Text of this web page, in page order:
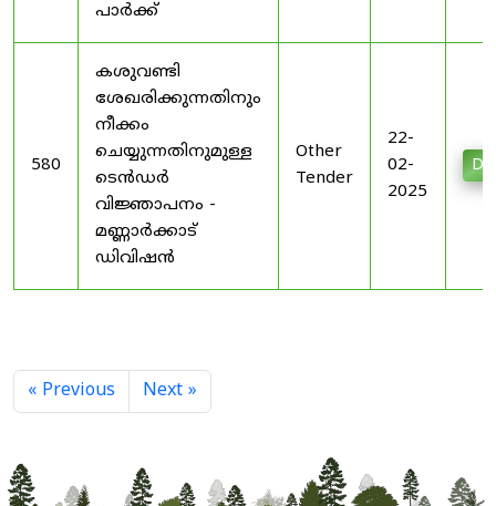
പാർക്ക്
580
കശുവണ്ടി
ശേഖരിക്കുന്നതിനും
നീക്കം
ചെയ്യുന്നതിനുമുള്ള
ടെൻഡർ
വിജ്ഞാപനം -
മണ്ണാർക്കാട്
ഡിവിഷൻ
Other
Tender
22-
02-
2025
« Previous Next »